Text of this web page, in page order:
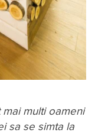
multi oameni
sa se simta la